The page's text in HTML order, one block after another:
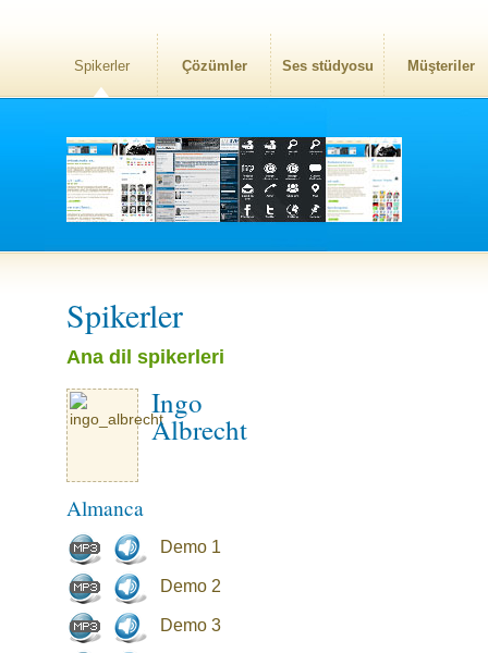
Spikerler Çözümler Ses stüdyosu Müşteriler
Spikerler
Ana dil spikerleri
Ingo
Albrecht
Almanca
Demo 1
Demo 2
Demo 3